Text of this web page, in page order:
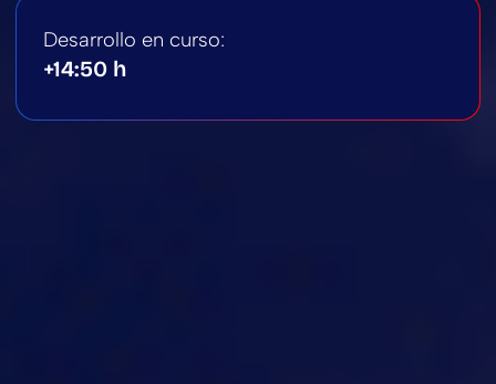
Desarrollo en curso:
+14:50 h